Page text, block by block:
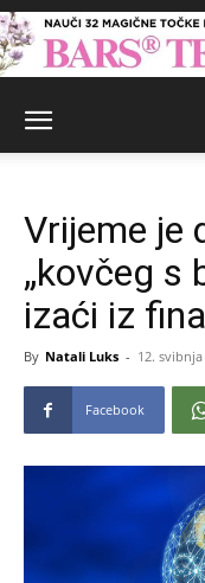
Vrijeme je
„kovčeg s
izaći iz
By Natali Luks - 12. svibnja
Facebook